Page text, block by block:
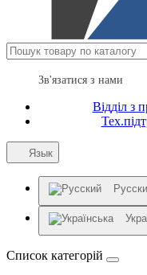
Зв'язатися з нами
Відділ з
Язык
Список категорій